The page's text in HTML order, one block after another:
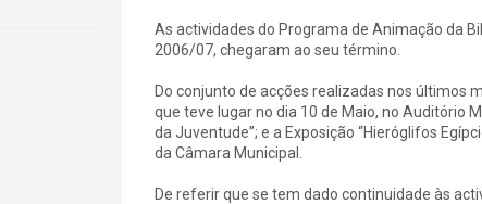
As actividades do Programa de Animação da
2006/07, chegaram ao seu término.
Do conjunto de acções realizadas nos últimos
que teve lugar no dia 10 de Maio, no Auditório
da Juventude”; e a Exposição “Hieróglifos
da Câmara Municipal.
De referir que se tem dado continuidade às